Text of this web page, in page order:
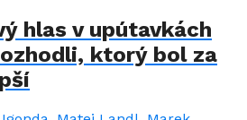
hlas v upútavkách
ktorý bol za